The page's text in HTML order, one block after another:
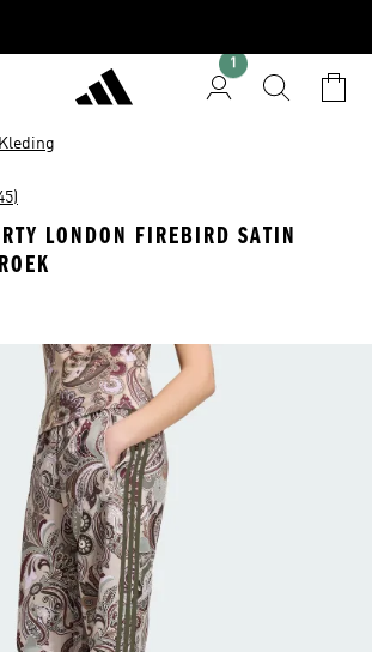
1
Kleding
LONDON FIREBIRD SATIN